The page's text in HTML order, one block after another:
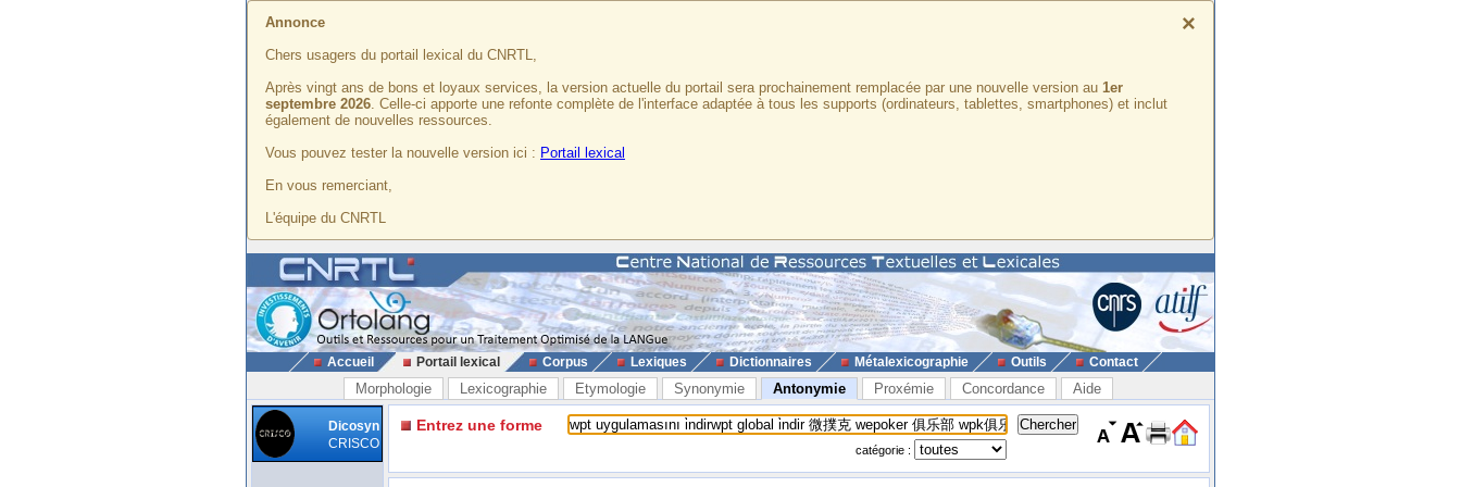
×
Annonce
Chers usagers du portail lexical du CNRTL,
Après vingt ans de bons et loyaux services, la version actuelle du portail sera prochainement remplacée par une nouvelle version au 1er
septembre 2026. Celle-ci apporte une refonte complète de l'interface adaptée à tous les supports (ordinateurs, tablettes, smartphones) et inclut
également de nouvelles ressources.
Vous pouvez tester la nouvelle version ici : Portail lexical
En vous remerciant,
L'équipe du CNRTL
Accueil Portail lexical Corpus Lexiques Dictionnaires Métalexicographie Outils Contact
Morphologie Lexicographie Etymologie Synonymie Antonymie Proxémie Concordance Aide
Dicosyn
CRISCO
Entrez une forme
catégorie :